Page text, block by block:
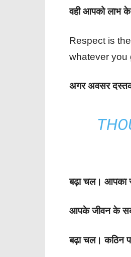
वही आपको लाभ के
Respect is
whatever you
अगर अवसर दस्तक
बढ़ा चल। आपका
आपके जीवन के
बढ़ा चल। कठिन